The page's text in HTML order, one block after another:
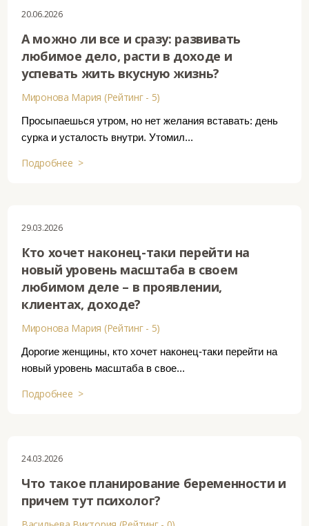
20.06.2026
А можно ли все и сразу: развивать
любимое дело, расти в доходе и
успевать жить вкусную жизнь?
Миронова Мария (Рейтинг - 5)
Просыпаешься утром, но нет желания вставать: день
сурка и усталость внутри. Утомил...
Подробнее >
29.03.2026
Кто хочет наконец-таки перейти на
новый уровень масштаба в своем
любимом деле – в проявлении,
клиентах, доходе?
Миронова Мария (Рейтинг - 5)
Дорогие женщины, кто хочет наконец-таки перейти на
новый уровень масштаба в свое...
Подробнее >
24.03.2026
Что такое планирование беременности и
причем тут психолог?